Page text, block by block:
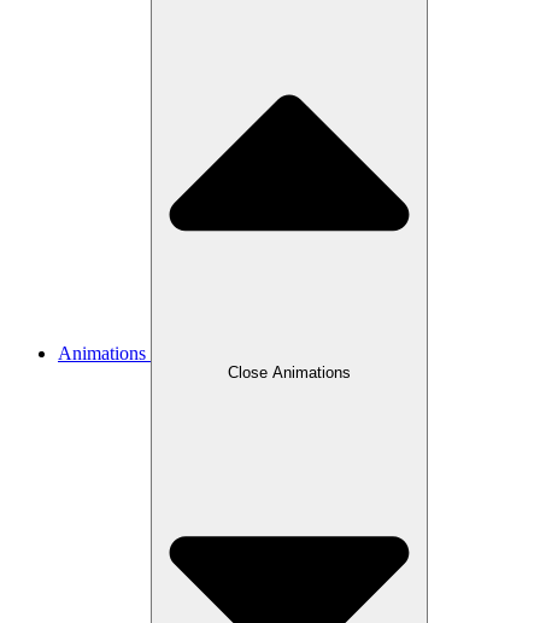
Animations
Close Animations